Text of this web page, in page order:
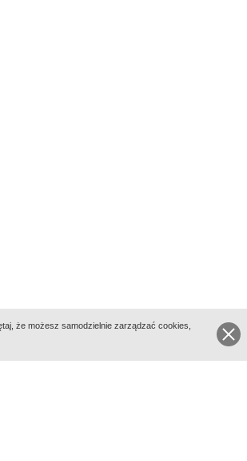
że możesz samodzielnie zarządzać cookies,